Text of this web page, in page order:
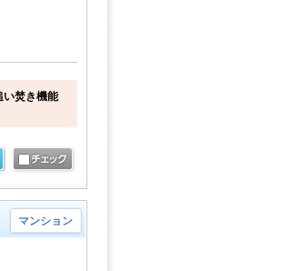
焚き機能
マンション